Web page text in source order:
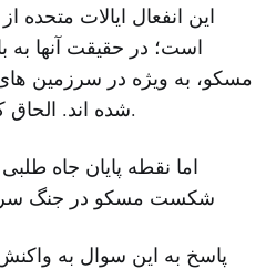
این انفعال ایالات متحده
است؛ در حقیقت آنها به
مسکو، به ویژه در سرزمین
شده اند. الحاق کریمه تنها آغار ماجراست.
اما نقطه پایان جاه
شکست مسکو در جنگ
پاسخ به این سوال به واکنش